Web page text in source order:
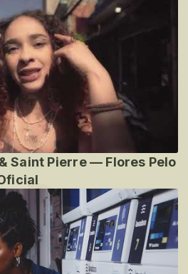
Saint Pierre — Flores Pelo